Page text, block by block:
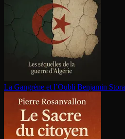
La Gangrène et l’Oubli Benjamin Stora